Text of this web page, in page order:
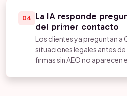
04
La IA responde
del primer contacto
Los clientes ya preguntan a
situaciones legales antes
firmas sin AEO no aparecen